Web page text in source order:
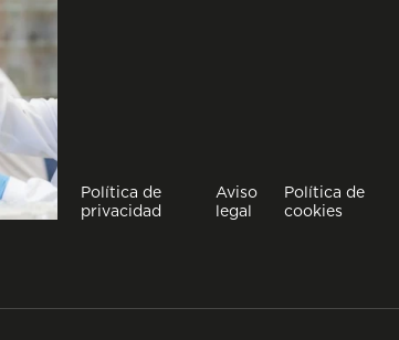
Política de
privacidad
Aviso
legal
Política de
cookies